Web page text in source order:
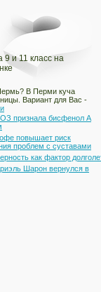
9 и 11 класс на
В Перми куча
Вариант для Вас -
признала бисфенол А
повышает риск
проблем с суставами
как фактор
Шарон вернулся в